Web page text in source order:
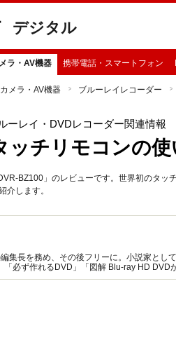
デジタル
ラ・AV機器 携帯電話・スマートフォン
カメラ・AV機器 ブルーレイレコーダー
ーレイ・DVDレコーダー関連情報
ッチリモコンの使
BZ100」のレビューです。世界初のタッ
介します。
集長を務め、その後フリーに。小説家とし
「必ず作れるDVD」「図解 Blu-ray HD